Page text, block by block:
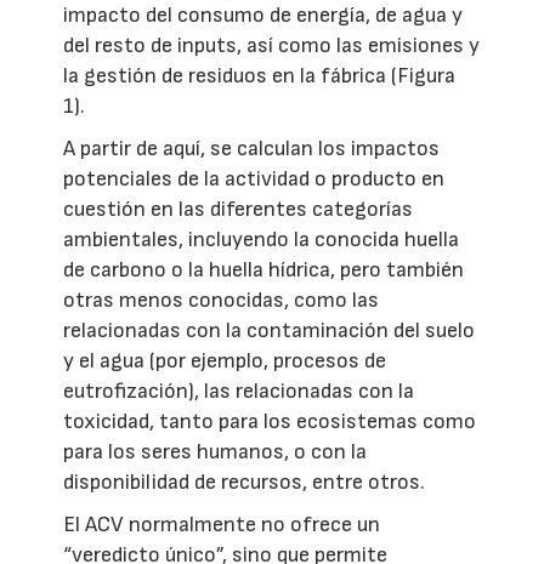
impacto del consumo de energía, de agua y
del resto de inputs, así como las emisiones y
la gestión de residuos en la fábrica (Figura
1).
A partir de aquí, se calculan los impactos
potenciales de la actividad o producto en
cuestión en las diferentes categorías
ambientales, incluyendo la conocida huella
de carbono o la huella hídrica, pero también
otras menos conocidas, como las
relacionadas con la contaminación del suelo
y el agua (por ejemplo, procesos de
eutrofización), las relacionadas con la
toxicidad, tanto para los ecosistemas como
para los seres humanos, o con la
disponibilidad de recursos, entre otros.
El ACV normalmente no ofrece un
“veredicto único”, sino que permite